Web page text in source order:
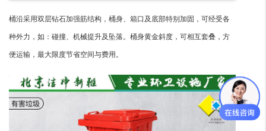
桶沿采用双层钻石加强筋结构，桶身、箱口及底部特别加固，可经受各
种外力，如：碰撞、机械提升及坠落。桶身黄金斜度，可相互套叠，方
便运输，最大限度节省空间与费用。